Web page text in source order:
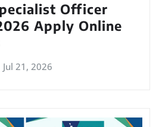
Officer
Apply Online
Jul 21, 2026